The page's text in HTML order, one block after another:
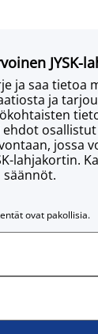
JYSK-
ja saa tietoa
ja
ehdot
jossa
lahjakortin.
säännöt.
ovat pakollisia.